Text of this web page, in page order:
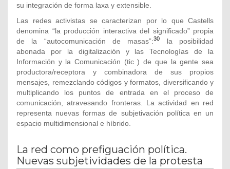
su integración de forma laxa y extensible.
Las redes activistas se caracterizan por lo que Castells
denomina “la producción interactiva del significado” propia
de la “autocomunicación de masas”:30
la posibilidad
abonada por la digitalización y las Tecnologías de la
Información y la Comunicación (tic ) de que la gente sea
productora/receptora y combinadora de sus propios
mensajes, remezclando códigos y formatos, diversificando y
multiplicando los puntos de entrada en el proceso de
comunicación, atravesando fronteras. La actividad en red
representa nuevas formas de subjetivación política en un
espacio multidimensional e híbrido.
La red como prefiguación política.
Nuevas subjetividades de la protesta